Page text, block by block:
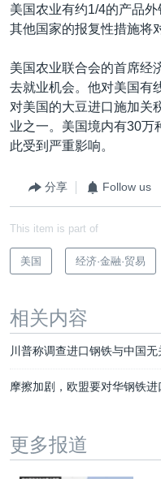
美国农业有约1/4的产品
其他国家的报复性措施将
美国农业联合会的首席经
去就业机会。他对美国有
对美国的大豆进口施加关
业之一。美国境内有30万
此受到严重影响。
分享 Follow us
This item is part of
美国 经济·金融·贸易
相关内容
川普称调查进口钢铁与中国
摩擦加剧，欧盟要对华钢铁
更多报道